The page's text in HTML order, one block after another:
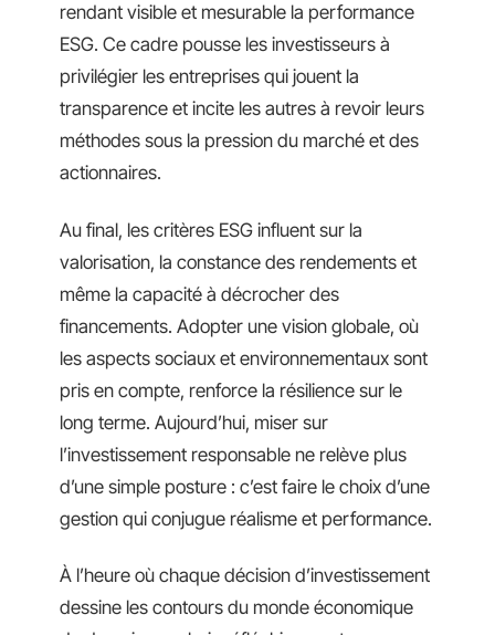
rendant visible et mesurable la performance
ESG. Ce cadre pousse les investisseurs à
privilégier les entreprises qui jouent la
transparence et incite les autres à revoir leurs
méthodes sous la pression du marché et des
actionnaires.
Au final, les critères ESG influent sur la
valorisation, la constance des rendements et
même la capacité à décrocher des
financements. Adopter une vision globale, où
les aspects sociaux et environnementaux sont
pris en compte, renforce la résilience sur le
long terme. Aujourd’hui, miser sur
l’investissement responsable ne relève plus
d’une simple posture : c’est faire le choix d’une
gestion qui conjugue réalisme et performance.
À l’heure où chaque décision d’investissement
dessine les contours du monde économique